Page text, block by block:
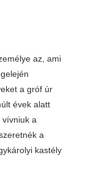
az, ami
a gróf úr
évek alatt
a
a
kastély